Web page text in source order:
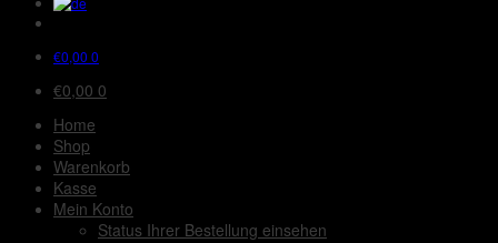
€0,00 0
€0,00 0
Home
Shop
Warenkorb
Kasse
Mein Konto
Status Ihrer Bestellung einsehen